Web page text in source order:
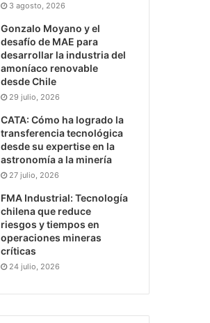
3 agosto, 2026
Gonzalo Moyano y el
desafío de MAE para
desarrollar la industria del
amoníaco renovable
desde Chile
29 julio, 2026
CATA: Cómo ha logrado la
transferencia tecnológica
desde su expertise en la
astronomía a la minería
27 julio, 2026
FMA Industrial: Tecnología
chilena que reduce
riesgos y tiempos en
operaciones mineras
críticas
24 julio, 2026